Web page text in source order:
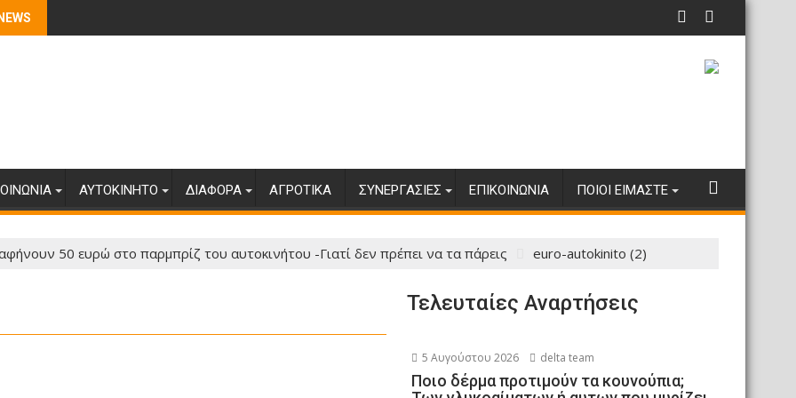
ΑΥΤΟΚΊΝΗΤΟ ΔΙΆΦΟΡΑ ΑΓΡΟΤΙΚΆ ΣΥΝΕΡΓΑΣΊΕΣ ΕΠΙΚΟΙΝΩΝΊΑ ΠΟΙΟΙ ΕΊΜΑΣΤΕ
50 ευρώ στο παρμπρίζ του αυτοκινήτου -Γιατί δεν πρέπει να τα πάρεις euro-autokinito (2)
Τελευταίες Αναρτήσεις
5 Αυγούστου 2026 delta team
Ποιο δέρμα προτιμούν τα κουνούπια;